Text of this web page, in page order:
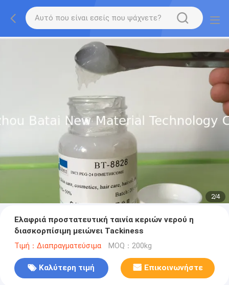
2/4
Ελαφριά προστατευτική ταινία κεριών νερού η
διασκορπίσιμη μειώνει Tackiness
Τιμή：Διαπραγματεύσιμα MOQ：200kg
Καλύτερη τιμή Επικοινωνήστε